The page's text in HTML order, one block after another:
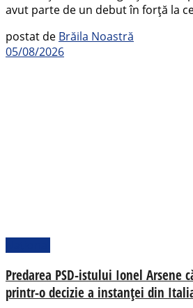
avut parte de un debut în forță la
postat de Brăila Noastră
05/08/2026
Predarea PSD-istului Ionel Arsene
printr-o decizie a instanței din